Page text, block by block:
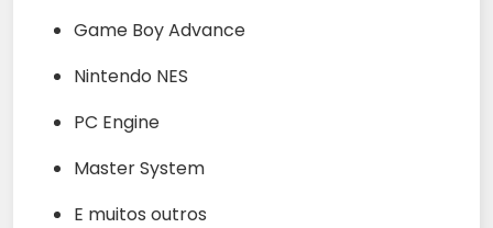
Game Boy Advance
Nintendo NES
PC Engine
Master System
E muitos outros